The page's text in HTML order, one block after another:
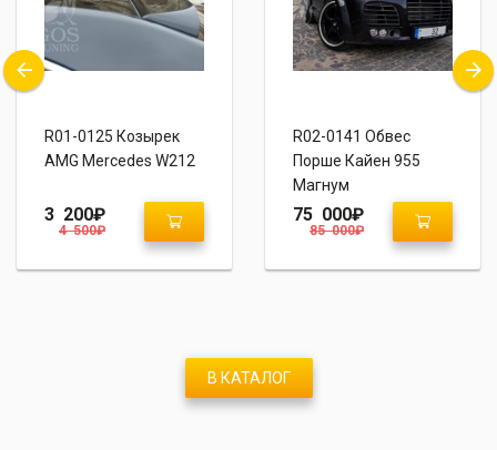
R01-0125 Козырек
AMG Mercedes W212
4 500₽
3 200₽
R02-0141 Обвес
Порше Кайен 955
Магнум
85 000₽
75 000₽
В КАТАЛОГ